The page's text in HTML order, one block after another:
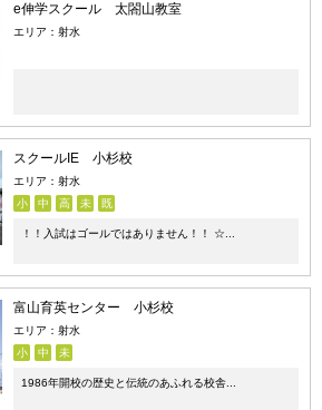
e伸学スクール 太閤山教室
エリア：射水
スクールIE 小杉校
エリア：射水
小
中 高 未 既
！！入試はゴールではありません！！ ☆...
富山育英センター 小杉校
エリア：射水
小
中 未
1986年開校の歴史と伝統のあふれる校舎...